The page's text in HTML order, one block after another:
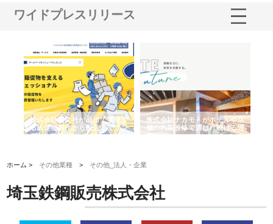
ワイドプレスリリース
株式会社耕文社が品川で実現す
る販促物製作から配送までワン
ストップ対応
株式会社ナカモトがホテルや店
舗の内装改修で選ばれ続ける理
由
ホーム > その他業種 > その他_法人・企業
埼玉鉄鋼販売株式会社